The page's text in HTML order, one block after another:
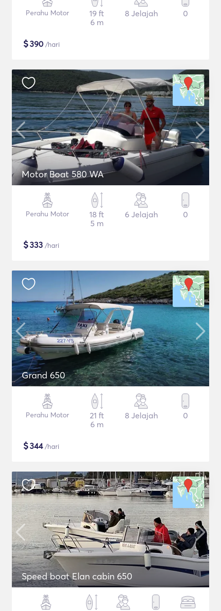
Perahu Motor
19 ft
6 m
8 Jelajah 0
$390 /hari
Motor Boat 580 WA
Perahu Motor
18 ft
5 m
6 Jelajah 0
$333 /hari
Grand 650
Perahu Motor
21 ft
6 m
8 Jelajah 0
$344/hari
Speed boat Elan cabin 650